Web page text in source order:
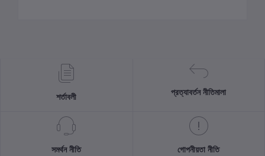
শর্তাবলী প্রত্যাবর্তন নীতিমালা
সমর্থন নীতি গোপনীয়তা নীতি